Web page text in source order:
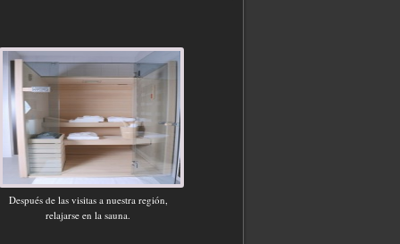
Después de las visitas a nuestra región,
relajarse en la sauna.